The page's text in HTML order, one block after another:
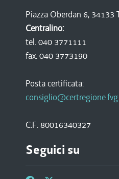
Piazza Oberdan 6, 34133
Centralino:
tel. 040 3771111
fax. 040 3773190
Posta certificata:
C.F. 80016340327
Seguici su